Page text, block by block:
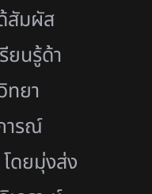
สัมผัส
ยนรู้ด้า
ทยา
ารณ์
ดยมุ่งส่ง